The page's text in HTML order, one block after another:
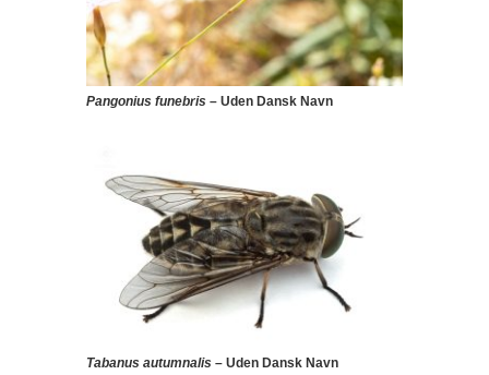
Pangonius funebris – Uden Dansk Navn
Tabanus autumnalis – Uden Dansk Navn